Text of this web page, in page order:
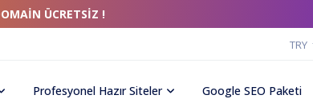
ÜCRETSİZ !
TRY
Profesyonel Hazır Siteler Google SEO Paketi